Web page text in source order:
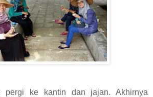
ke kantin dan jajan. Akhirnya